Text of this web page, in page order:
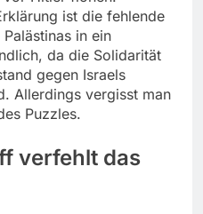
ist die fehlende
in ein
da die Solidarität
gegen Israels
Allerdings vergisst man
Puzzles.
verfehlt das